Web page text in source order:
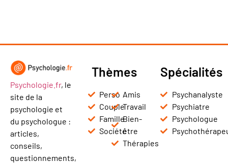
Psychologie.fr, le
site de la
psychologie et
du psychologue :
articles,
conseils,
questionnements,
Thèmes
Perso
Couple
Famille
Société
Amis
Travail
Bien-
être
Thérapies
Spécialités
Psychanalyste
Psychiatre
Psychologue